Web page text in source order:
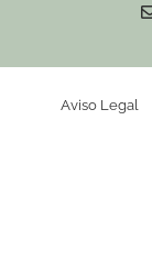
Aviso Legal